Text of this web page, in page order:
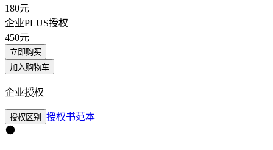
180元
企业PLUS授权
450元
立即购买
加入购物车
企业授权
授权区别 授权书范本